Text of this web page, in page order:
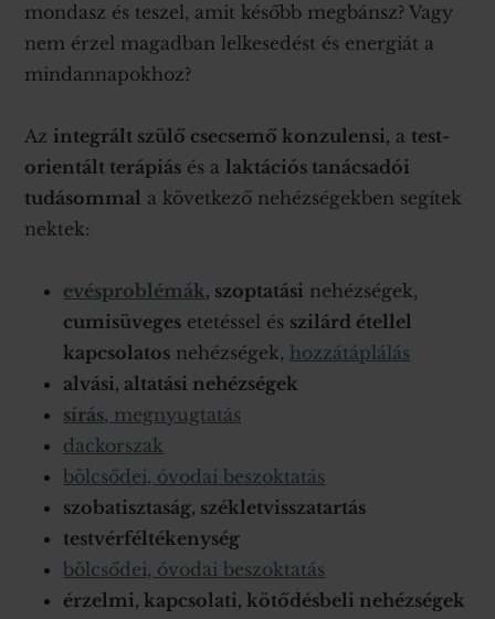
mondasz és teszel, amit később megbánsz? Vagy
nem érzel magadban lelkesedést és energiát a
mindannapokhoz?
Az integrált szülő csecsemő konzulensi, a test-
orientált terápiás és alaktációs tanácsadói
tudásommal a következő nehézségekben segítek
nektek:
evésproblémák, szoptatási nehézségek,
cumisüveges etetéssel és szilárd étellel
kapcsolatos nehézségek, hozzátáplálás
alvási, altatási nehézségek
sírás, megnyugtatás
dackorszak
bölcsődei, óvodai beszoktatás
szobatisztaság, székletvisszatartás
testvérféltékenység
bölcsődei, óvodai beszoktatás
érzelmi, kapcsolati, kötődésbeli nehézségek